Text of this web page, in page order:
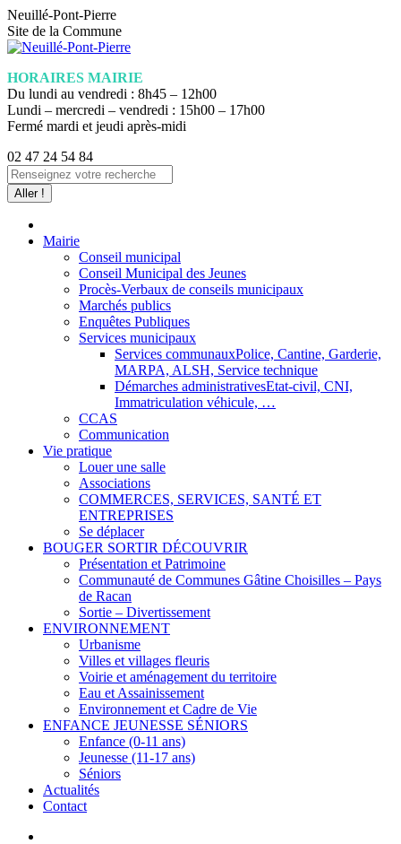
Aller
au
contenu
Neuillé-Pont-Pierre
Site de la Commune
HORAIRES MAIRIE
Du lundi au vendredi : 8h45 – 12h00
Lundi – mercredi – vendredi : 15h00 – 17h00
Fermé mardi et jeudi après-midi
02 47 24 54 84
La
page
Facebook
s'ouvre
dans
Recherche
:
Mairie
Conseil municipal
Conseil Municipal des Jeunes
Procès-Verbaux de conseils municipaux
Marchés publics
Enquêtes Publiques
Services municipaux
Services communauxPolice, Cantine, Garderie,
MARPA, ALSH, Service technique
Démarches administrativesEtat-civil, CNI,
Immatriculation véhicule, …
CCAS
Communication
Vie pratique
Louer une salle
Associations
COMMERCES, SERVICES, SANTÉ ET
ENTREPRISES
Se déplacer
BOUGER SORTIR DÉCOUVRIR
Présentation et Patrimoine
Communauté de Communes Gâtine Choisilles – Pays
de Racan
Sortie – Divertissement
ENVIRONNEMENT
Urbanisme
Villes et villages fleuris
Voirie et aménagement du territoire
Eau et Assainissement
Environnement et Cadre de Vie
ENFANCE JEUNESSE SÉNIORS
Enfance (0-11 ans)
Jeunesse (11-17 ans)
Séniors
Actualités
Contact